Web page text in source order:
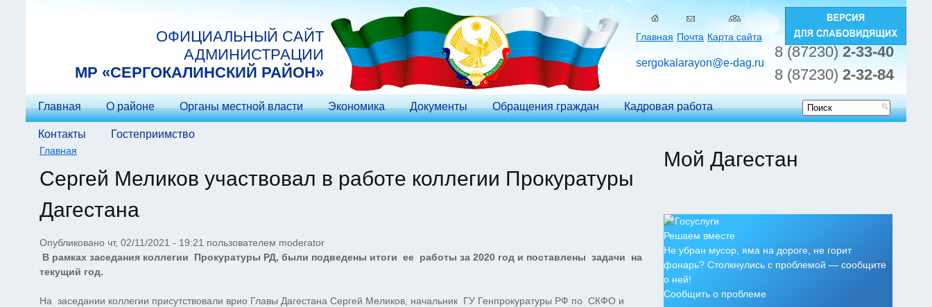
ОФИЦИАЛЬНЫЙ САЙТ
АДМИНИСТРАЦИИ
МP «СЕРГОКАЛИНСКИЙ РАЙОН»
Главная Почта Карта сайта
sergokalarayon@e-dag.ru
8 (87230) 2-33-40
8 (87230) 2-32-84
Главная О районе Органы местной власти Экономика Документы Обращения граждан Кадровая работа
Контакты Гостеприимство
Форма
Вы здесь
Главная
Сергей Меликов участвовал в работе коллегии Прокуратуры
Дагестана
Опубликовано чт, 02/11/2021 - 19:21 пользователем moderator
В рамках заседания коллегии Прокуратуры РД, были подведены итоги ее работы за 2020 год и поставлены задачи на
текущий год.
На заседании коллегии присутствовали врио Главы Дагестана Сергей Меликов, начальник ГУ Генпрокуратуры РФ по СКФО и
Мой Дагестан
Решаем вместе
Не убран мусор, яма на дороге, не горит
фонарь? Столкнулись с проблемой — сообщите
о ней!
Сообщить о проблеме